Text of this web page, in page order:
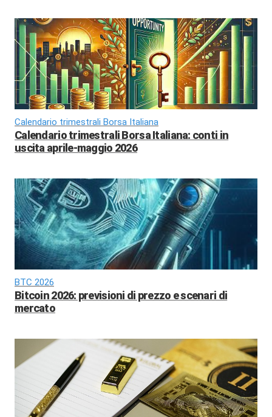
Calendario trimestrali Borsa Italiana
Calendario trimestrali Borsa Italiana: conti in
uscita aprile-maggio 2026
BTC 2026
Bitcoin 2026: previsioni di prezzo e scenari di
mercato